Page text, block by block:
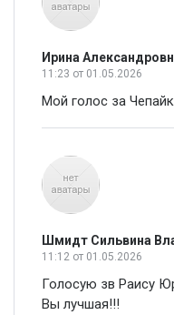
Ирина
11:23 от 01.05.2026
Мой голос за
Шмидт Сильвина
11:12 от 01.05.2026
Голосую зв Раису
Вы лучшая!!!